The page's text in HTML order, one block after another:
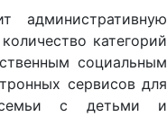
категорий
социальным
сервисов для
семьи с детьми и